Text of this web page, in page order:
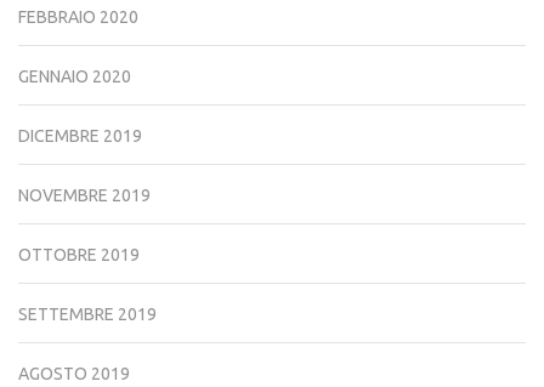
FEBBRAIO 2020
GENNAIO 2020
DICEMBRE 2019
NOVEMBRE 2019
OTTOBRE 2019
SETTEMBRE 2019
AGOSTO 2019